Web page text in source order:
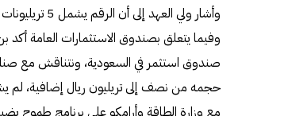
وأشار ولي العهد إلى أن الرقم يشمل 5 تريليونات من الاستهلاك الخاص، وهذا الرقم قد يزيد.
وفيما يتعلق بصندوق الاستثمارات العامة
صندوق استثمر في السعودية، ونتناقش مع